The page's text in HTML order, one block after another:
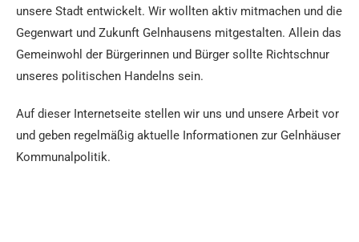
unsere Stadt entwickelt. Wir wollten aktiv mitmachen und die
Gegenwart und Zukunft Gelnhausens mitgestalten. Allein das
Gemeinwohl der Bürgerinnen und Bürger sollte Richtschnur
unseres politischen Handelns sein.
Auf dieser Internetseite stellen wir uns und unsere Arbeit vor
und geben regelmäßig aktuelle Informationen zur Gelnhäuser
Kommunalpolitik.